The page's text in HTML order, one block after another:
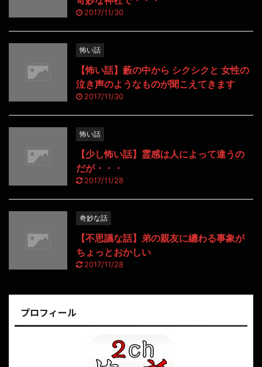
2017/11/30
怖い話
【怖い話】藪の中から シクシクと 女性の
泣き声のようなものが聞こえてきます
2017/11/30
怖い話
【少し怖い話】霊感は人によって違うの
だが・・・
2017/11/28
奇妙な話
【不思議な話】弟の親友に纏わる事象が
ちょっとおかしい
2017/11/28
プロフィール